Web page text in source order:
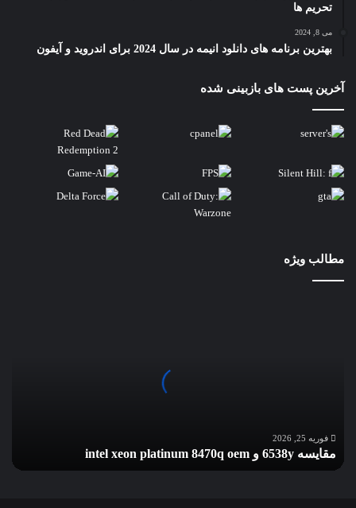
تحریم ها
می 8, 2024
بهترین برنامه های دانلود انیمه در سال 2024 برای اندروید و آیفون
آخرین پست های بازبینی شده
مطالب ویژه
فوریه 25, 2026
مقایسه 6538y و intel xeon platinum 8470q oem